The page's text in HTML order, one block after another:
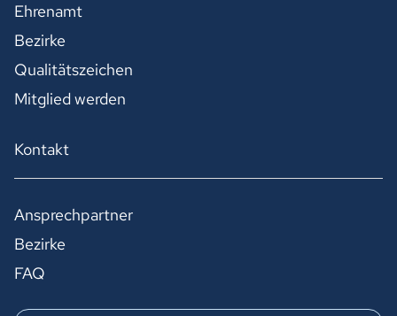
Ehrenamt
Bezirke
Qualitätszeichen
Mitglied werden
Kontakt
Ansprechpartner
Bezirke
FAQ